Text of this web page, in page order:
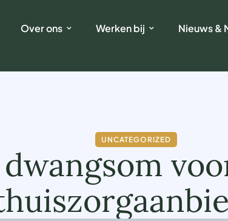
Over ons Werken bij Nieuws &
UNCATEGORIZED